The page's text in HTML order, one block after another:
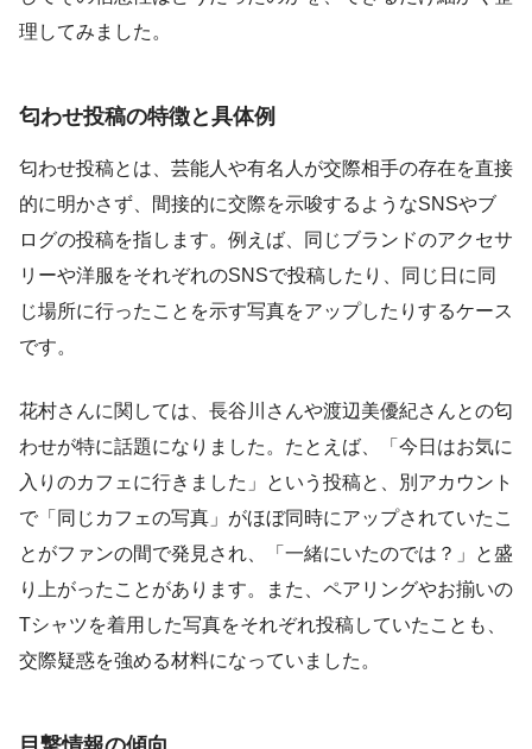
理してみました。
匂わせ投稿の特徴と具体例
匂わせ投稿とは、芸能人や有名人が交際相手の存在を直接
的に明かさず、間接的に交際を示唆するようなSNSやブ
ログの投稿を指します。例えば、同じブランドのアクセサ
リーや洋服をそれぞれのSNSで投稿したり、同じ日に同
じ場所に行ったことを示す写真をアップしたりするケース
です。
花村さんに関しては、長谷川さんや渡辺美優紀さんとの匂
わせが特に話題になりました。たとえば、「今日はお気に
入りのカフェに行きました」という投稿と、別アカウント
で「同じカフェの写真」がほぼ同時にアップされていたこ
とがファンの間で発見され、「一緒にいたのでは？」と盛
り上がったことがあります。また、ペアリングやお揃いの
Tシャツを着用した写真をそれぞれ投稿していたことも、
交際疑惑を強める材料になっていました。